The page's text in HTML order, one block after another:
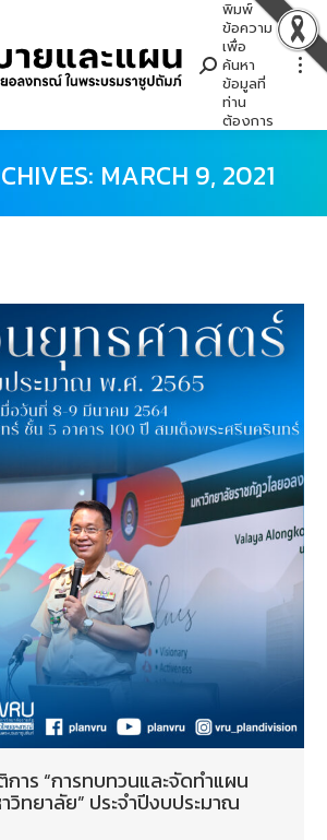
Search:
พิมพ์
ข้อความ
เพื่อ
ค้นหา
ข้อมูลที่
ท่าน
ต้องการ
MARCH 9, 2021
าร “การทบทวนและจัดทำแผน
ทยาลัย” ประจำปีงบประมาณ